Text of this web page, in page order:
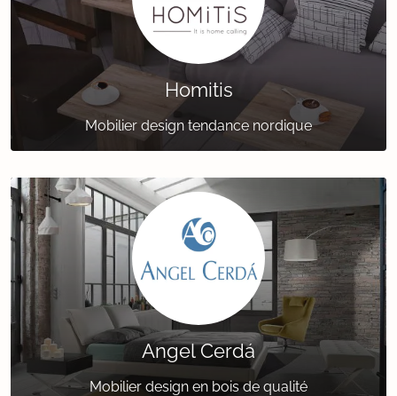
Homitis
Mobilier design tendance nordique
Angel Cerdá
Mobilier design en bois de qualité